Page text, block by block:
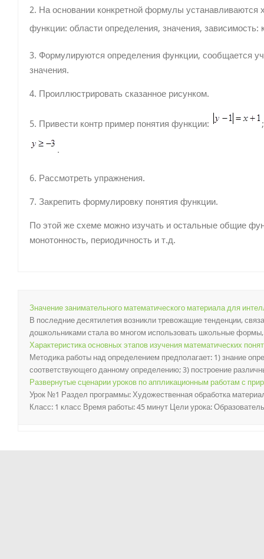
2. На основании конкретной формулы устанавливаются
функции: области определения, значения,
3. Формулируются определения функции, сообщается
значения.
4. Проиллюстрировать сказанное рисунком.
5. Привести контр пример понятия функции:
.
6. Рассмотреть упражнения.
7. Закрепить формулировку понятия функции.
По этой же схеме можно изучать и остальные общие
монотонность, периодичность и т.д.
Значение занимательного математического материала для
В последние десятилетия возникли тревожащие тенденции,
дошкольниками стала во многом использовать школьные
Характеристика основных этапов изучения математических
Методика работы над определением предполагает: 1) знание
соответствующего данному определению; 3) построение
Развернутые сценарии уроков по аппликационным работам с
Урок №1 Раздел программы: Художественная обработка
Класс: 1 класс Время работы: 45 минут Цели урока: